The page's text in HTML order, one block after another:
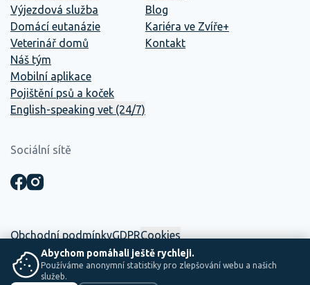
Výjezdová služba
Domácí eutanázie
Veterinář domů
Náš tým
Mobilní aplikace
Pojištění psů a koček
English-speaking vet (24/7)
Blog
Kariéra ve Zvíře+
Kontakt
Sociální sítě
Obchodní podmínkyGDPRCookies
☕ Tento web vznikl interně. Mezi dvěma směnami, kávou a
Abychom pomáhali ještě rychleji.
Používáme anonymní statistiky pro zlepšování webu a našich
služeb.